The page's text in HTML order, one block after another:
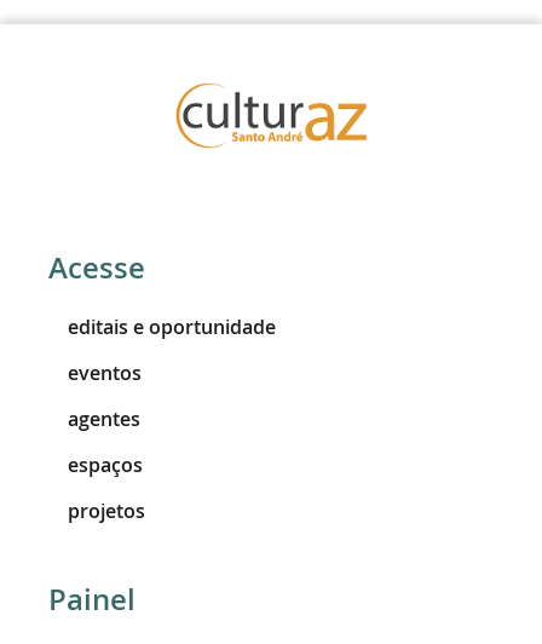
Acesse
editais e oportunidade
eventos
agentes
espaços
projetos
Painel